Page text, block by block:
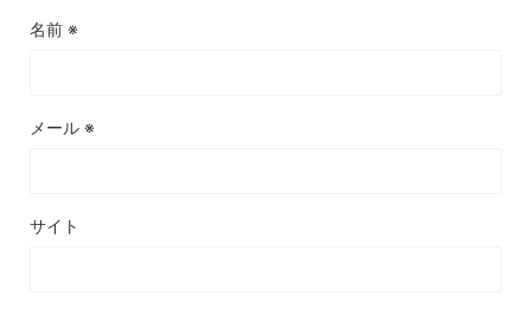
名前 ※
メール ※
サイト